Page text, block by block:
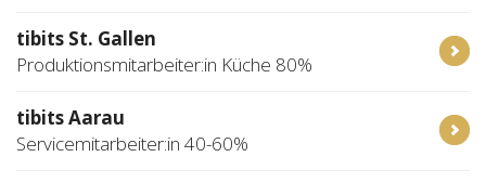
tibits St. Gallen
Produktionsmitarbeiter:in Küche 80%
tibits Aarau
Servicemitarbeiter:in 40-60%